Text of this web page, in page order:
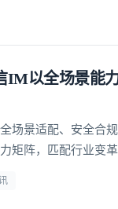
IM以全场景能
场景适配、安全合
矩阵，匹配行业变